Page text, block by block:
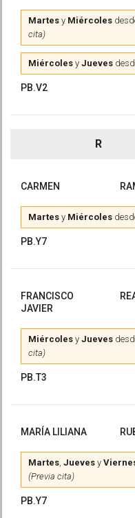
Martes y Miércoles
cita)
Miércoles y Jueves
PB.V2
R
CARMEN
Martes y Miércoles
PB.Y7
FRANCISCO
JAVIER
Miércoles y Jueves
cita)
PB.T3
MARÍA LILIANA
Martes, Jueves y
(Previa cita)
PB.Y7